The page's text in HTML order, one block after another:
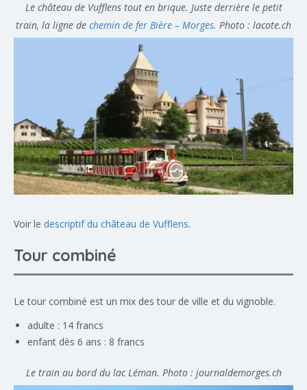
Le château de Vufflens tout en brique. Juste derrière le petit
train, la ligne de chemin de fer Bière – Morges. Photo : lacote.ch
Voir le descriptif du château de Vufflens.
Tour combiné
Le tour combiné est un mix des tour de ville et du vignoble.
adulte : 14 francs
enfant dès 6 ans : 8 francs
Le train au bord du lac Léman. Photo : journaldemorges.ch